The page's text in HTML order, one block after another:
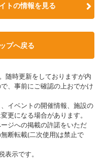
トの情報を見る
プへ戻る
随時更新をしておりますが内
、事前にご確認の上おでかけ
イベントの開催情報、施設の
更になる場合があります。
ジへの掲載の許諾をいただ
断転載(二次使用)は禁止で
示です。